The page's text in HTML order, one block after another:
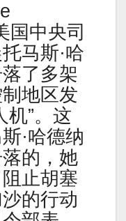
国中央司
马斯·哈
了多架
地区发
机”。这
·哈德纳
的，她
止胡塞
的行动